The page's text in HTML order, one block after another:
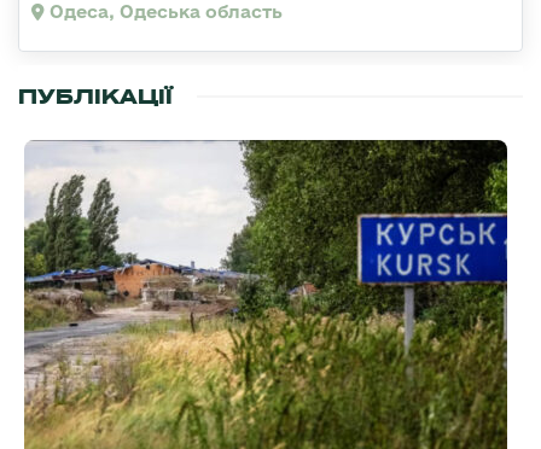
Одеса, Одеська область
ПУБЛІКАЦІЇ